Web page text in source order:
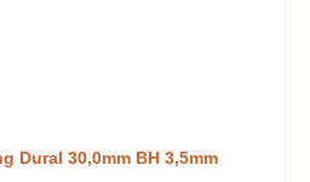
Dural 30,0mm BH 3,5mm